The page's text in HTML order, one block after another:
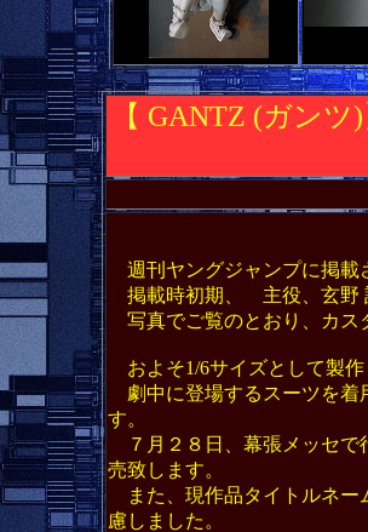
【 GANTZ (ガン
週刊ヤングジャンプに掲載
掲載時初期、 主役、玄野
写真でご覧のとおり、カス
およそ1/6サイズとして製
劇中に登場するスーツを着
す。
７月２８日、幕張メッセで
売致します。
また、現作品タイトルネー
慮しました。